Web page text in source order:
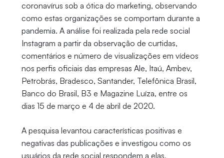
coronavírus sob a ótica do marketing, observando
como estas organizações se comportam durante a
pandemia. A análise foi realizada pela rede social
Instagram a partir da observação de curtidas,
comentários e número de visualizações em vídeos
nos perfis oficiais das empresas Ale, Itaú, Ambev,
Petrobrás, Bradesco, Santander, Telefônica Brasil,
Banco do Brasil, B3 e Magazine Luíza, entre os
dias 15 de março e 4 de abril de 2020.
A pesquisa levantou características positivas e
negativas das publicações e investigou como os
usuários da rede social respondem a elas,